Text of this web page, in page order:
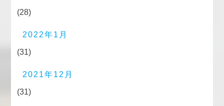
(28)
2022年1月
(31)
2021年12月
(31)